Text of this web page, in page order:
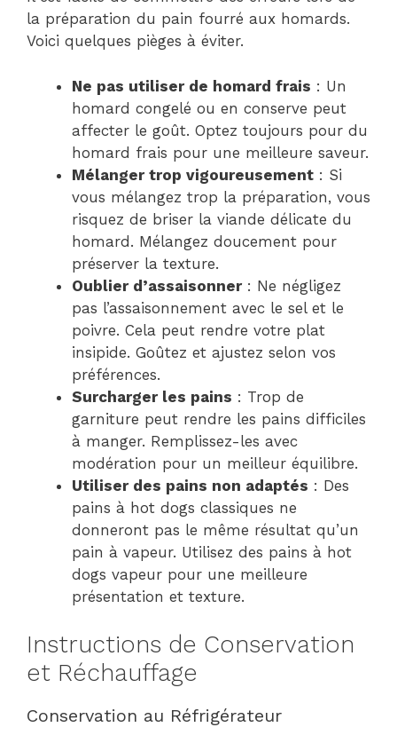
la préparation du pain fourré aux homards.
Voici quelques pièges à éviter.
Ne pas utiliser de homard frais : Un
homard congelé ou en conserve peut
affecter le goût. Optez toujours pour du
homard frais pour une meilleure saveur.
Mélanger trop vigoureusement : Si
vous mélangez trop la préparation, vous
risquez de briser la viande délicate du
homard. Mélangez doucement pour
préserver la texture.
Oublier d’assaisonner: Ne négligez
pas l’assaisonnement avec le sel et le
poivre. Cela peut rendre votre plat
insipide. Goûtez et ajustez selon vos
préférences.
Surcharger les pains : Trop de
garniture peut rendre les pains difficiles
à manger. Remplissez-les avec
modération pour un meilleur équilibre.
Utiliser des pains non adaptés : Des
pains à hot dogs classiques ne
donneront pas le même résultat qu’un
pain à vapeur. Utilisez des pains à hot
dogs vapeur pour une meilleure
présentation et texture.
Instructions de Conservation
et Réchauffage
Conservation au Réfrigérateur